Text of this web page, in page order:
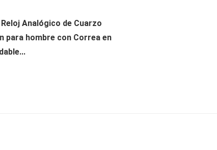
Analógico de Cuarzo
para hombre con Correa en